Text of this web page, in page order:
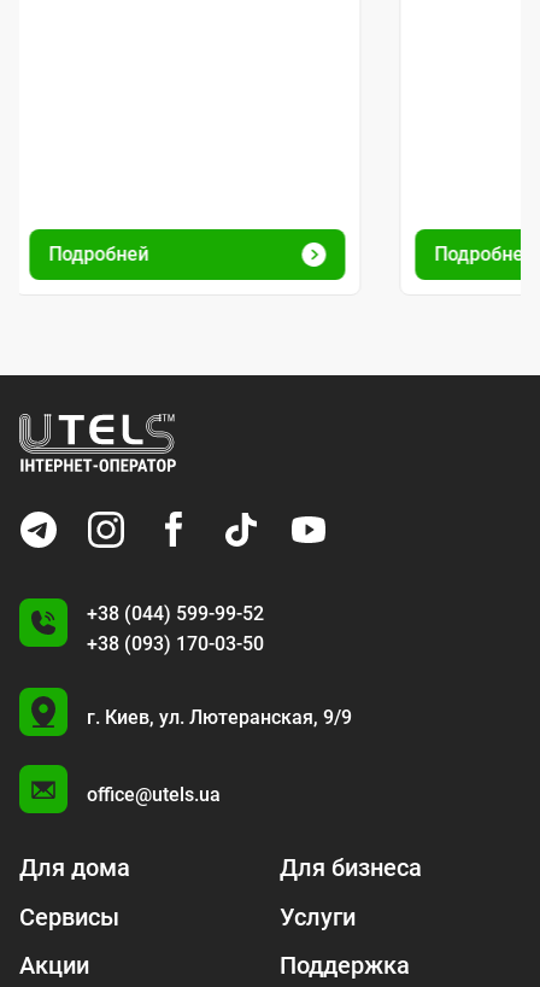
Подробней Подробней
+38 (044) 599-99-52
+38 (093) 170-03-50
U
г. Киев, ул. Лютеранская, 9/9
office@utels.ua
Для дома
Для бизнеса
Сервисы
Услуги
Акции
Поддержка